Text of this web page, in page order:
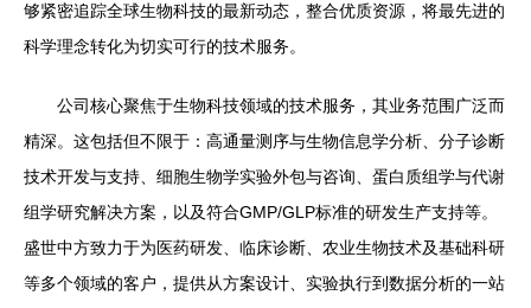
够紧密追踪全球生物科技的最新动态，整合优质资源，将最先进的
科学理念转化为切实可行的技术服务。
公司核心聚焦于生物科技领域的技术服务，其业务范围广泛而
精深。这包括但不限于：高通量测序与生物信息学分析、分子诊断
技术开发与支持、细胞生物学实验外包与咨询、蛋白质组学与代谢
组学研究解决方案，以及符合GMP/GLP标准的研发生产支持等。
盛世中方致力于为医药研发、临床诊断、农业生物技术及基础科研
等多个领域的客户，提供从方案设计、实验执行到数据分析的一站